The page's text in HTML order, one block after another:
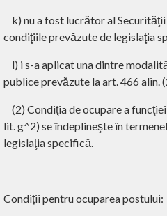
k) nu a fost lucrător al
condiţiile prevăzute de legislaţia
l) i s-a aplicat una dintre
publice prevăzute la art. 466 alin.
(2) Condiţia de ocupare a
lit. g^2) se îndeplineşte în
legislaţia specifică.
Condiții pentru ocuparea postului: